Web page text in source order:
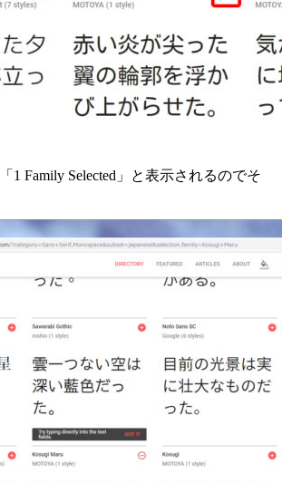
1 Family Selected」と表示されるのでそ